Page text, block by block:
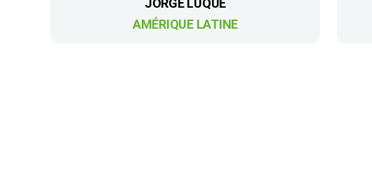
JORGE LUQUE
AMÉRIQUE LATINE